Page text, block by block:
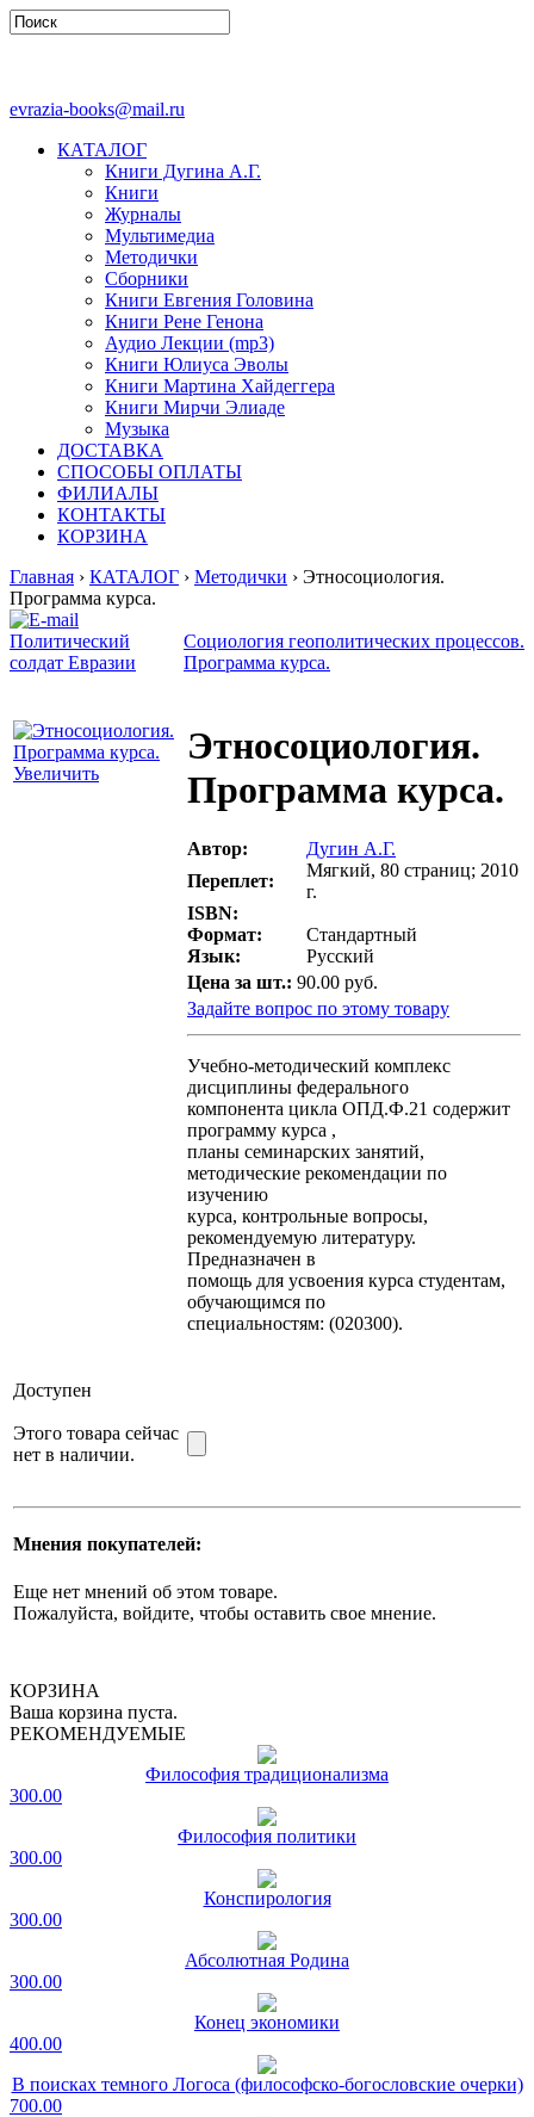
evrazia-books@mail.ru
КАТАЛОГ
Книги Дугина А.Г.
Книги
Журналы
Мультимедиа
Методички
Сборники
Книги Евгения Головина
Книги Рене Генона
Аудио Лекции (mp3)
Книги Юлиуса Эволы
Книги Мартина Хайдеггера
Книги Мирчи Элиаде
Музыка
ДОСТАВКА
СПОСОБЫ ОПЛАТЫ
ФИЛИАЛЫ
КОНТАКТЫ
КОРЗИНА
Главная › КАТАЛОГ › Методички › Этносоциология.
Программа курса.
Политический
солдат Евразии
Социология геополитических процессов.
Программа курса.
Увеличить
Этносоциология.
Программа курса.
Автор:
Дугин А.Г.
Переплет:
Мягкий, 80 страниц; 2010
г.
ISBN:
Формат:
Стандартный
Язык:
Русский
Цена за шт.: 90.00 руб.
Задайте вопрос по этому товару
Учебно-методический комплекс
дисциплины федерального
компонента цикла ОПД.Ф.21 содержит
программу курса ,
планы семинарских занятий,
методические рекомендации по
изучению
курса, контрольные вопросы,
рекомендуемую литературу.
Предназначен в
помощь для усвоения курса студентам,
обучающимся по
специальностям: (020300).
Доступен
Этого товара сейчас
нет в наличии.
Мнения покупателей:
Еще нет мнений об этом товаре.
Пожалуйста, войдите, чтобы оставить свое мнение.
КОРЗИНА
Ваша корзина пуста.
РЕКОМЕНДУЕМЫЕ
Философия традиционализма
300.00
Философия политики
300.00
Конспирология
300.00
Абсолютная Родина
300.00
Конец экономики
400.00
В поисках темного Логоса (философско-богословские очерки)
700.00